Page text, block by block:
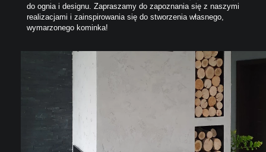
do ognia i designu. Zapraszamy do zapoznania się z naszymi
realizacjami i zainspirowania się do stworzenia własnego,
wymarzonego kominka!